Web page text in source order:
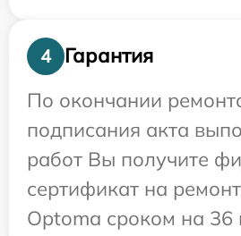
4
Гарантия
По окончании
подписания акта
работ Вы получите
сертификат на
Optoma сроком на 36